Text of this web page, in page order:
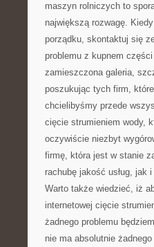
maszyn rolniczych to
największą rozwagę.
porządku, skontaktuj się
problemu z kupnem
zamieszczona galeria,
poszukując tych firm,
chcielibyśmy przede
cięcie strumieniem wody,
oczywiście niezbyt
firmę, która jest w stanie
rachubę jakość usług,
Warto także wiedzieć, iż
internetowej cięcie
żadnego problemu
nie ma absolutnie